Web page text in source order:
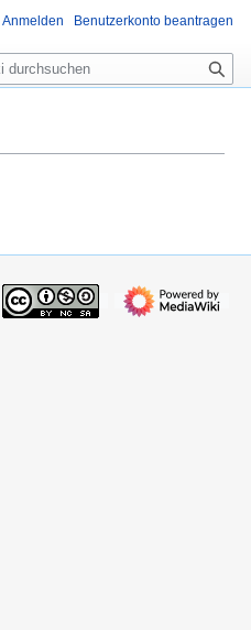
Anmelden Benutzerkonto beantragen